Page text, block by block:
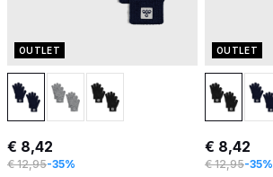
OUTLET
€ 8,42
€ 12,95-35%
OUTLET
€ 8,42
€ 12,95-35%